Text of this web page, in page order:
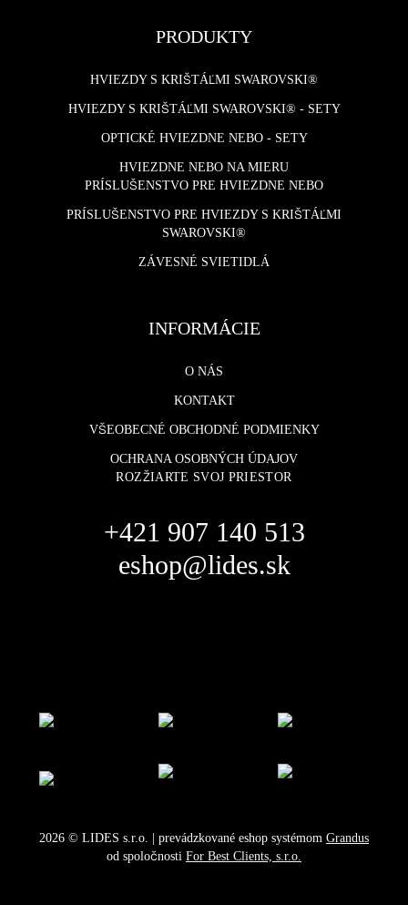
PRODUKTY
HVIEZDY S KRIŠTÁĽMI SWAROVSKI®
HVIEZDY S KRIŠTÁĽMI SWAROVSKI® - SETY
OPTICKÉ HVIEZDNE NEBO - SETY
HVIEZDNE NEBO NA MIERU
PRÍSLUŠENSTVO PRE HVIEZDNE NEBO
PRÍSLUŠENSTVO PRE HVIEZDY S KRIŠTÁĽMI
SWAROVSKI®
ZÁVESNÉ SVIETIDLÁ
INFORMÁCIE
O NÁS
KONTAKT
VŠEOBECNÉ OBCHODNÉ PODMIENKY
OCHRANA OSOBNÝCH ÚDAJOV
ROZŽIARTE SVOJ PRIESTOR
+421 907 140 513
eshop@lides.sk
2026 © LIDES s.r.o. | prevádzkované eshop systémom Grandus
od spoločnosti For Best Clients, s.r.o.